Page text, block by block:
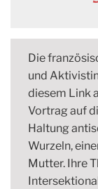
Die
und
diesem Link
Vortrag auf
Haltung
Wurzeln,
Mutter. Ihre